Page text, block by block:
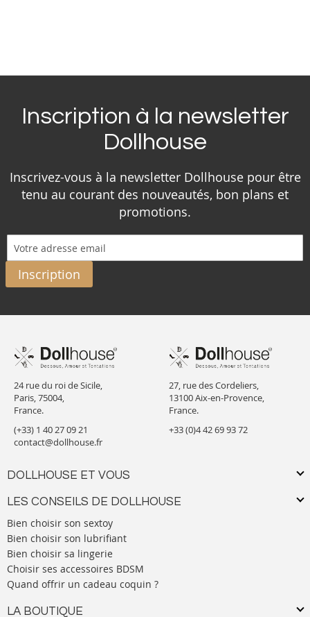
Inscription à la newsletter
Dollhouse
Inscrivez-vous à la newsletter Dollhouse pour être
tenu au courant des nouveautés, bon plans et
promotions.
Inscription
24 rue du roi de Sicile,
Paris, 75004,
France.
(+33) 1 40 27 09 21
contact@dollhouse.fr
DOLLHOUSE ET VOUS
LES CONSEILS DE DOLLHOUSE
Bien choisir son sextoy
Bien choisir son lubrifiant
Bien choisir sa lingerie
Choisir ses accessoires BDSM
Quand offrir un cadeau coquin ?
LA BOUTIQUE
27, rue des Cordeliers,
13100 Aix-en-Provence,
France.
+33 (0)4 42 69 93 72